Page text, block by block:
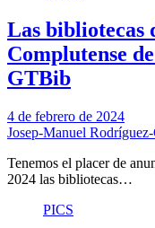
Las bibliotecas
Complutense
GTBib
4 de febrero de 2024
Josep-Manuel
Tenemos el placer de
2024 las bibliotecas…
PICS